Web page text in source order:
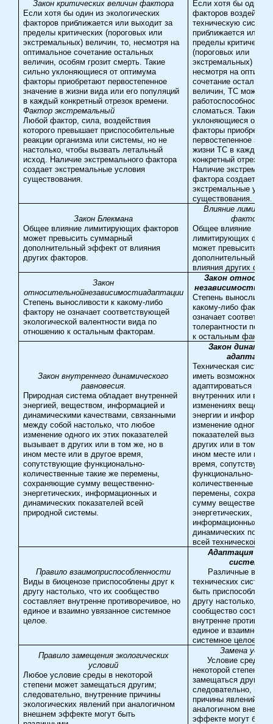
Закон критических величин фактора
Если хотя бы один из экологических
факторов приближается или выходит за
пределы критических (пороговых или
экстремальных) величин, то, несмотря на
оптимальное сочетание остальных
величин, особям грозит смерть. Такие
сильно уклоняющиеся от оптимума
факторы приобретают первостепенное
значение в жизни вида или его популяций
в каждый конкретный отрезок времени.
Фактор экстремальный
Любой фактор, сила, воздействия
которого превышает приспособительные
реакции организма или системы, но не
настолько, чтобы вызвать летальный
исход. Наличие экстремального фактора
создает экстремальные условия
существования.
Если хотя бы один из
факторов
техническую систему
приближается или
пределы критических
(пороговых или
экстремальных)
несмотря на
сочетание остальных
величин, ТС может
работоспособность
сломаться. Такие
уклоняющиеся от
факторы
первостепенное
жизни ТС в каждый
конкретный отрезок
Наличие
фактора создает
экстремальные
существования.
Закон Блекмана
Общее влияние лимитирующих факторов
может превысить суммарный
дополнительный эффект от влияния
других факторов.
Влияние
факторов
Общее влияние
лимитирующих
может превысить
дополнительный
влияния других
Закон
относительнойнезависимостиадаптации
Степень выносливости к какому-либо
фактору не означает соответствующей
экологической валентности вида по
отношению к остальным факторам.
Закон
независимости
Степень
какому-либо
означает
толерантности по
к остальным
Закон внутреннего динамического
равновесия.
Природная система обладает внутренней
энергией, веществом, информацией и
динамическими качествами, связанными
между собой настолько, что любое
изменение одного их этих показателей
вызывает в других или в том же, но в
ином месте или в другое время,
сопутствующие функционально-
количественные такие же перемены,
сохраняющие сумму вещественно-
энергетических, информационных и
динамических показателей всей
природной системы.
Закон
адаптации
Техническая
иметь возможность
адаптироваться при
внутренних или
изменениях
энергии и
изменение одного их
показателей
других или в том же,
ином месте или в
время,
функционально-
количественные
перемены,
сумму вещественно-
энергетических,
информационных и
динамических
всей технической
Правило взаимоприспособленности
Виды в биоценозе приспособлены друг к
другу настолько, что их сообщество
составляет внутренне противоречивое, но
единое и взаимно увязанное системное
целое.
Адаптация к
системам
Различные виды
технических систем
быть приспособлены
другу настолько, что
сообщество
внутренне
единое и взаимно
системное целое.
Правило замещения экологических
условий
Любое условие среды в некоторой
степени может замещаться другим;
следовательно, внутренние причины
экологических явлений при аналогичном
внешнем эффекте могут быть
Замена
Условие среды
некоторой степени
замещаться другим;
следовательно,
причины явлений при
аналогичном
эффекте могут быть